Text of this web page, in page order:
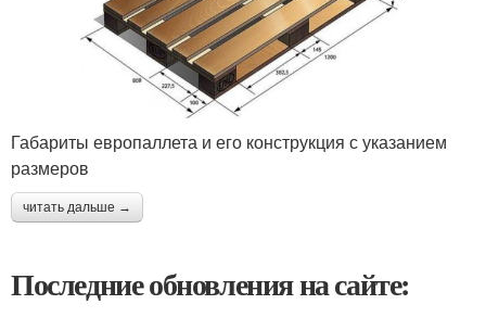
Габариты европаллета и его конструкция с указанием
размеров
читать дальше →
Последние обновления на сайте: